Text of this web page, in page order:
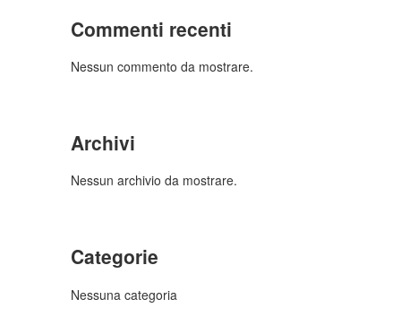
Commenti recenti
Nessun commento da mostrare.
Archivi
Nessun archivio da mostrare.
Categorie
Nessuna categoria